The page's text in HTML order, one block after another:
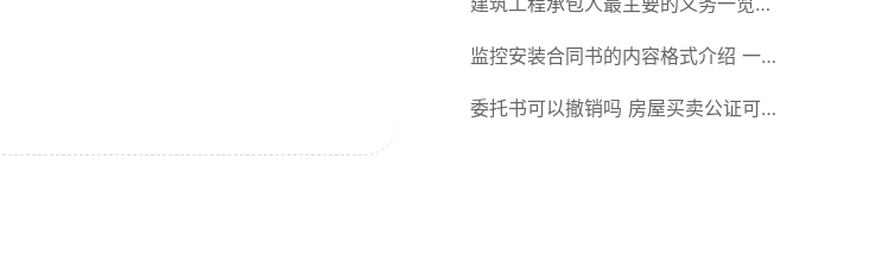
承包合同内容介绍
监控安装合同书的内容格式介绍 一
般包括这些条款
委托书可以撤销吗 房屋买卖公证可